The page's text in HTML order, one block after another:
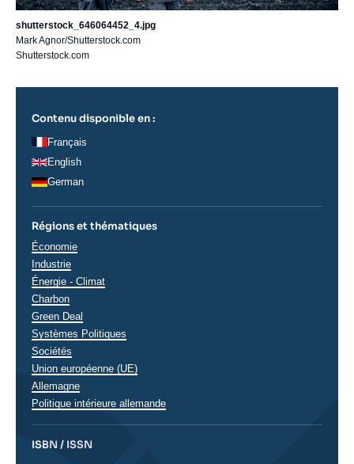
shutterstock_646064452_4.jpg
Mark Agnor/Shutterstock.com
Shutterstock.com
Contenu disponible en :
Français
English
German
Régions et thématiques
Thématiques
analyses
Économie
Industrie
Énergie - Climat
Charbon
Green Deal
Systèmes Politiques
Sociétés
Union européenne (UE)
Régions
Allemagne
Politique intérieure allemande
ISBN / ISSN